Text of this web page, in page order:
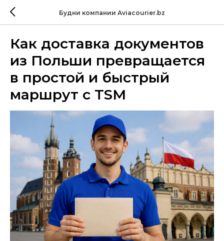
Будни компании Aviacourier.bz
Как доставка документов
из Польши превращается
в простой и быстрый
маршрут с TSM